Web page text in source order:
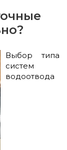
Выбор типа
систем
водоотвода